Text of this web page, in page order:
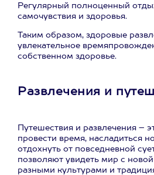
Регулярный полноценный
самочувствия и здоровья.
Таким образом, здоровые
увлекательное
собственном здоровье.
Развлечения и
Путешествия и развлечения –
провести время, насладиться
отдохнуть от повседневной
позволяют увидеть мир с
разными культурами и